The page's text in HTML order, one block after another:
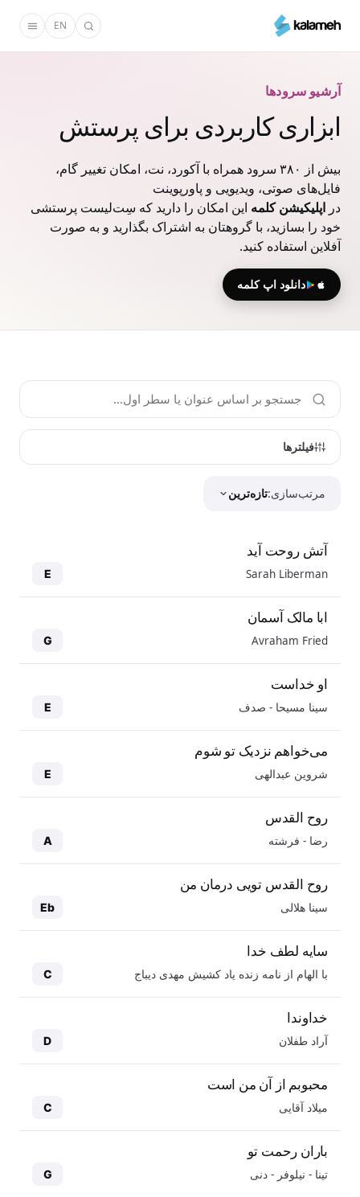
محتوای
EN
آرشیو سرودها
ابزاری کاربردی برای پرستش
بیش از ۳۸۰ سرود همراه با آکورد، نت، امکان تغییر گام،
فایل‌های صوتی، ویدیویی و پاورپوینت
در اپلیکیشن کلمه این امکان را دارید که سِت‌لیست پرستشی
خود را بسازید، با گروهتان به اشتراک بگذارید و به صورت
آفلاین استفاده کنید.
دانلود اپ کلمه
فیلترها
مرتب‌سازی:تازه‌ترین
آتش روحت آید
Sarah Liberman
E
ابا مالک آسمان
Avraham Fried
G
او خداست
سینا مسیحا - صدف E
می‌خواهم نزدیک تو شوم
شروین عبدالهی E
روح القدس
رضا - فرشته A
روح القدس تویی درمان من
سینا هلالی Eb
سایه لطف خدا
با الهام از نامه زنده یاد کشیش مهدی دیباج C
خداوندا
آراد طفلان D
محبوبم از آن من است
میلاد آقایی C
باران رحمت تو
تینا - نیلوفر - دنی G